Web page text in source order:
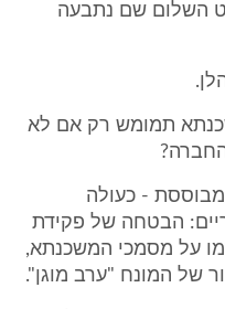
השלום שם נתבעה
תמומש רק אם לא
החברה?
- כעולה
הבטחה של פקידת
על מסמכי המשכנתא,
של המונח "ערב מוגן".